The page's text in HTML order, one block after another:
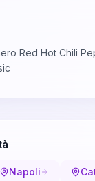
Red Hot Chili
Napoli